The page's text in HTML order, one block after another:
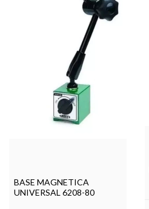
BASE MAGNETICA
UNIVERSAL 6208-80